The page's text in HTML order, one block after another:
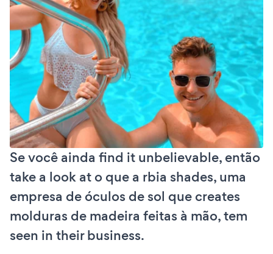
Se você ainda find it unbelievable, então
take a look at o que a rbia shades, uma
empresa de óculos de sol que creates
molduras de madeira feitas à mão, tem
seen in their business.